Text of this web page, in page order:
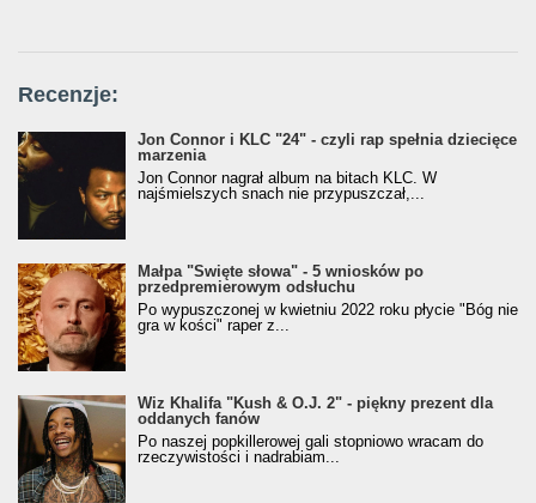
Recenzje:
Jon Connor i KLC "24" - czyli rap spełnia dziecięce
marzenia
Jon Connor nagrał album na bitach KLC. W
najśmielszych snach nie przypuszczał,...
Małpa "Święte słowa" - 5 wniosków po
przedpremierowym odsłuchu
Po wypuszczonej w kwietniu 2022 roku płycie "Bóg nie
gra w kości" raper z...
Wiz Khalifa "Kush & O.J. 2" - piękny prezent dla
oddanych fanów
Po naszej popkillerowej gali stopniowo wracam do
rzeczywistości i nadrabiam...